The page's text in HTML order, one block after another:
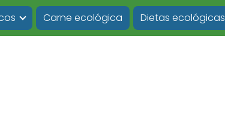
Carne ecológica Dietas ecológicas